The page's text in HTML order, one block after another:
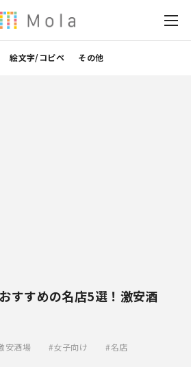
絵文字/コピペ その他
すすめの名店5選！激安酒
安酒場 女子向け
名店